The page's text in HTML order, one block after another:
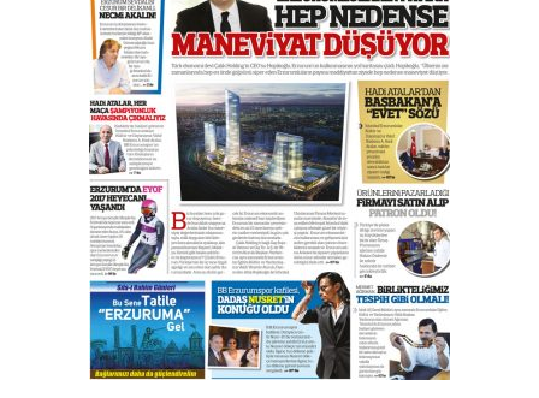
A. Berhan Yılmaz
BİR BÖLÜM DEĞİL, BİR ÖMÜR
SEÇİYORSUNUZ… “NEDEN
ATATÜRK ÜNİVERSİTESİ?”
28 Temmuz 2026 Salı
Ahmet Gökhan YAZICI
Ahmed Yesevi’den bir Alperen…
”Reisimiz” idi… Hakka yürüdü.!
26 Mart 2026 Perşembe
Cem Bakırcı
Ardında bıraktığı hatıralarıyla
gönül adamı Faruk Terzioğlu!
13 Mayıs 2026 Çarşamba
Esat BİNDESEN
Başkan Sekmen’den Erzurum’a